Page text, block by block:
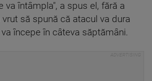
va întâmpla", a spus el, fără a
să spună că atacul va dura
începe în câteva săptămâni.